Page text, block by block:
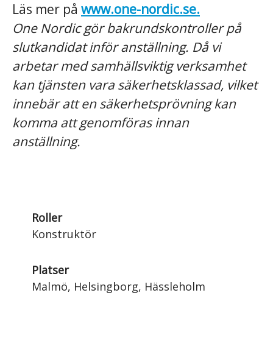
Läs mer på www.one-nordic.se.
One Nordic gör bakrundskontroller på
slutkandidat inför anställning. Då vi
arbetar med samhällsviktig verksamhet
kan tjänsten vara säkerhetsklassad, vilket
innebär att en säkerhetsprövning kan
komma att genomföras innan
anställning.
Roller
Konstruktör
Platser
Malmö, Helsingborg, Hässleholm